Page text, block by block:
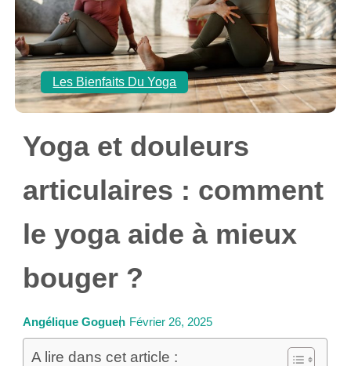
Les Bienfaits Du Yoga
Yoga et douleurs
articulaires : comment
le yoga aide à mieux
bouger ?
Angélique Goguen Février 26, 2025
A lire dans cet article :